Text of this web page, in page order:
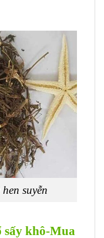
suyễn
sấy khô-Mua